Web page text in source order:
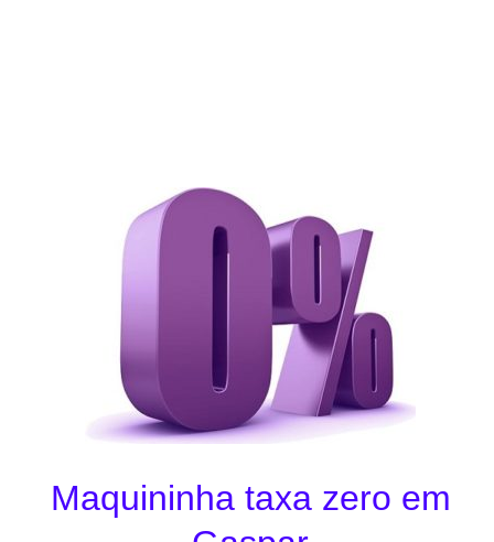
Maquininha taxa zero em